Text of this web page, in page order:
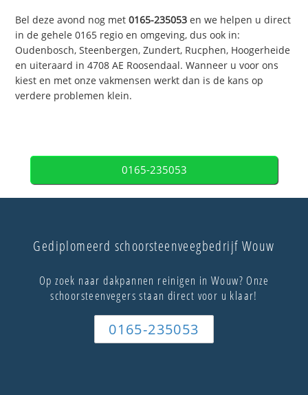
Bel deze avond nog met0165-235053 en we helpen u direct
in de gehele 0165 regio en omgeving, dus ook in:
Oudenbosch, Steenbergen, Zundert, Rucphen, Hoogerheide
en uiteraard in 4708 AE Roosendaal. Wanneer u voor ons
kiest en met onze vakmensen werkt dan is de kans op
verdere problemen klein.
0165-235053
Gediplomeerd schoorsteenveegbedrijf Wouw
Op zoek naar dakpannen reinigen in Wouw? Onze
schoorsteenvegers staan direct voor u klaar!
0165-235053